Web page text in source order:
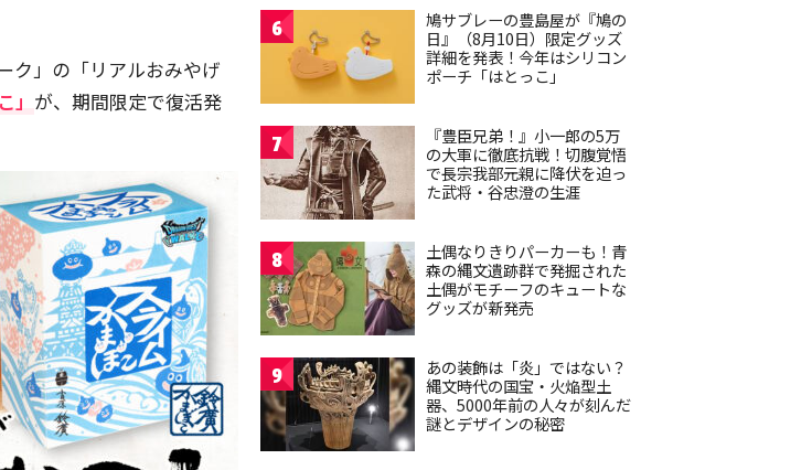
ク」の「リアルおみやげ
」 が、期間限定で復活発
6
鳩サブレーの豊島屋が『鳩の
日』（8月10日）限定グッズ
詳細を発表！今年はシリコン
ポーチ「はとっこ」
7
『豊臣兄弟！』小一郎の5万
の大軍に徹底抗戦！切腹覚悟
で長宗我部元親に降伏を迫っ
た武将・谷忠澄の生涯
8
土偶なりきりパーカーも！青
森の縄文遺跡群で発掘された
土偶がモチーフのキュートな
グッズが新発売
9
あの装飾は「炎」ではない？
縄文時代の国宝・火焔型土
器、5000年前の人々が刻んだ
謎とデザインの秘密